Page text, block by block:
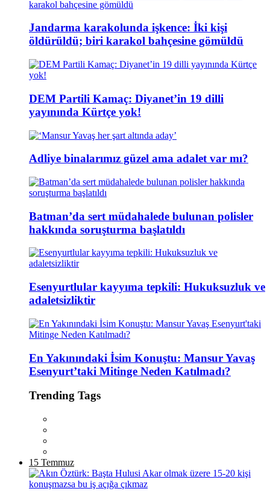
Jandarma karakolunda işkence: İki kişi
öldürüldü; biri karakol bahçesine gömüldü
DEM Partili Kamaç: Diyanet’in 19 dilli
yayınında Kürtçe yok!
Adliye binalarımız güzel ama adalet var mı?
Batman’da sert müdahalede bulunan polisler
hakkında soruşturma başlatıldı
Esenyurtlular kayyıma tepkili: Hukuksuzluk ve
adaletsizliktir
En Yakınındaki İsim Konuştu: Mansur Yavaş
Esenyurt’taki Mitinge Neden Katılmadı?
Trending Tags
15 Temmuz